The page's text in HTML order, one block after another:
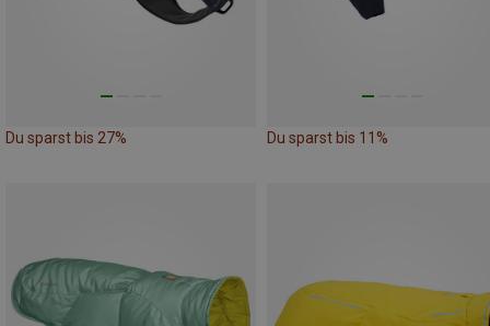
Du sparst bis 27% Du sparst bis 11%